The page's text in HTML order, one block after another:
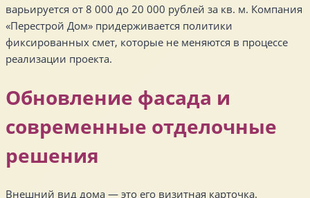
варьируется от 8 000 до 20 000 рублей за кв. м. Компания
«Перестрой Дом» придерживается политики
фиксированных смет, которые не меняются в процессе
реализации проекта.
Обновление фасада и
современные отделочные
решения
Внешний вид дома — это его визитная карточка.